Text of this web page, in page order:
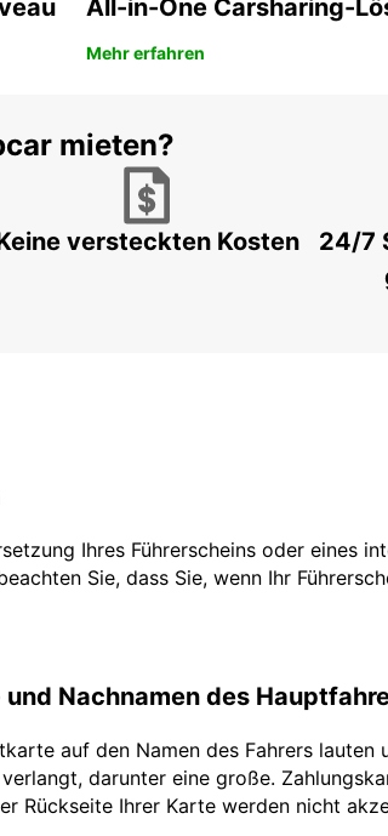
All-in-One Carsharing-
Mehr erfahren
mieten?
versteckten Kosten
24/7
Ihres Führerscheins oder eines
Sie, dass Sie, wenn Ihr
Nachnamen des
auf den Namen des Fahrers
darunter eine große.
Rückseite Ihrer Karte werden nicht